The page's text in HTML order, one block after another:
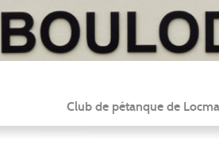
Club de pétanque de